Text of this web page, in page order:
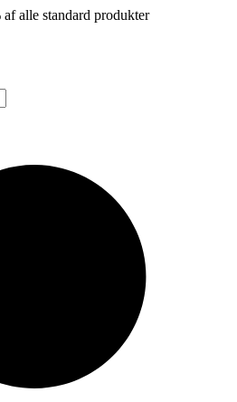
alle standard produkter